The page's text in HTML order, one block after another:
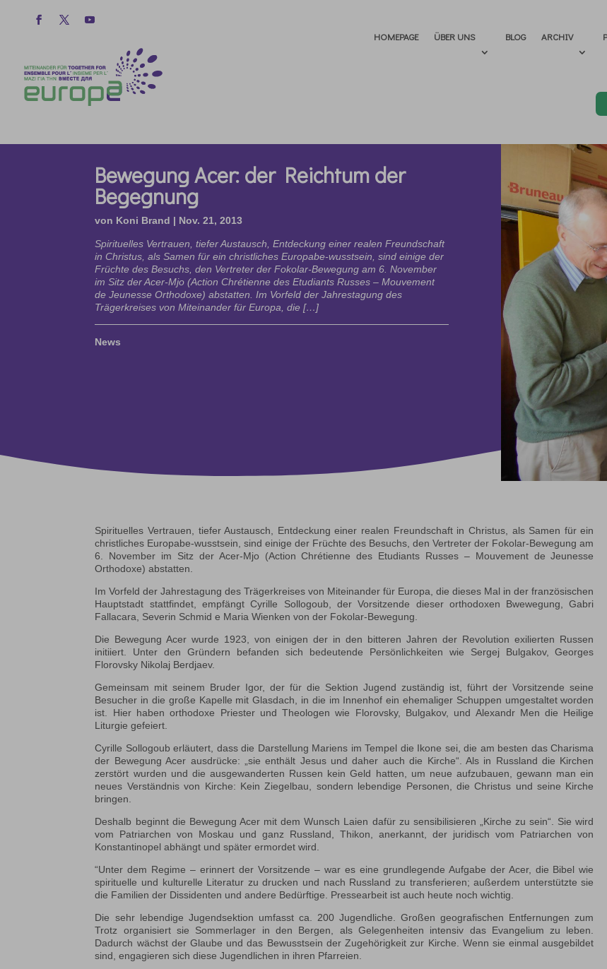
HOMEPAGE ÜBER UNS BLOG ARCHIV
Bewegung Acer: der Reichtum der
Begegnung
von Koni Brand | Nov. 21, 2013
Spirituelles Vertrauen, tiefer Austausch, Entdeckung einer realen Freundschaft
in Christus, als Samen für ein christliches Europabe-wusstsein, sind einige der
Früchte des Besuchs, den Vertreter der Fokolar-Bewegung am 6. November
im Sitz der Acer-Mjo (Action Chrétienne des Etudiants Russes – Mouvement
de Jeunesse Orthodoxe) abstatten. Im Vorfeld der Jahrestagung des
Trägerkreises von Miteinander für Europa, die […]
News
Spirituelles Vertrauen, tiefer Austausch, Entdeckung einer realen Freundschaft in Christus, als Samen für ein
christliches Europabe-wusstsein, sind einige der Früchte des Besuchs, den Vertreter der Fokolar-Bewegung am
6. November im Sitz der Acer-Mjo (Action Chrétienne des Etudiants Russes – Mouvement de Jeunesse
Orthodoxe) abstatten.
Im Vorfeld der Jahrestagung des Trägerkreises von Miteinander für Europa, die dieses Mal in der französischen
Hauptstadt stattfindet, empfängt Cyrille Sollogoub, der Vorsitzende dieser orthodoxen Bwewegung, Gabri
Fallacara, Severin Schmid e Maria Wienken von der Fokolar-Bewegung.
Die Bewegung Acer wurde 1923, von einigen der in den bitteren Jahren der Revolution exilierten Russen
initiiert. Unter den Gründern befanden sich bedeutende Persönlichkeiten wie Sergej Bulgakov, Georges
Florovsky Nikolaj Berdjaev.
Gemeinsam mit seinem Bruder Igor, der für die Sektion Jugend zuständig ist, führt der Vorsitzende seine
Besucher in die große Kapelle mit Glasdach, in die im Innenhof ein ehemaliger Schuppen umgestaltet worden
ist. Hier haben orthodoxe Priester und Theologen wie Florovsky, Bulgakov, und Alexandr Men die Heilige
Liturgie gefeiert.
Cyrille Sollogoub erläutert, dass die Darstellung Mariens im Tempel die Ikone sei, die am besten das Charisma
der Bewegung Acer ausdrücke: „sie enthält Jesus und daher auch die Kirche“. Als in Russland die Kirchen
zerstört wurden und die ausgewanderten Russen kein Geld hatten, um neue aufzubauen, gewann man ein
neues Verständnis von Kirche: Kein Ziegelbau, sondern lebendige Personen, die Christus und seine Kirche
bringen.
Deshalb beginnt die Bewegung Acer mit dem Wunsch Laien dafür zu sensibilisieren „Kirche zu sein“. Sie wird
vom Patriarchen von Moskau und ganz Russland, Thikon, anerkannt, der juridisch vom Patriarchen von
Konstantinopel abhängt und später ermordet wird.
“Unter dem Regime – erinnert der Vorsitzende – war es eine grundlegende Aufgabe der Acer, die Bibel wie
spirituelle und kulturelle Literatur zu drucken und nach Russland zu transferieren; außerdem unterstützte sie
die Familien der Dissidenten und andere Bedürftige. Pressearbeit ist auch heute noch wichtig.
Die sehr lebendige Jugendsektion umfasst ca. 200 Jugendliche. Großen geografischen Entfernungen zum
Trotz organisiert sie Sommerlager in den Bergen, als Gelegenheiten intensiv das Evangelium zu leben.
Dadurch wächst der Glaube und das Bewusstsein der Zugehörigkeit zur Kirche. Wenn sie einmal ausgebildet
sind, engagieren sich diese Jugendlichen in ihren Pfarreien.